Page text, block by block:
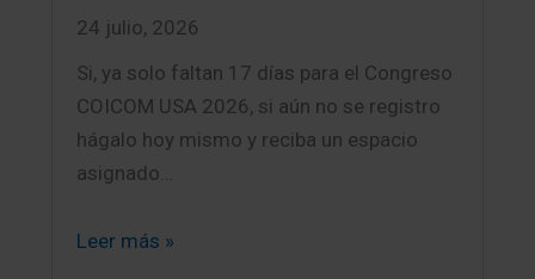
24 julio, 2026
Si, ya solo faltan 17 días para el Congreso
COICOM USA 2026, si aún no se registro
hágalo hoy mismo y reciba un espacio
asignado…
Leer más »